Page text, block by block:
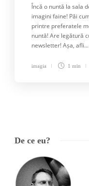
Încă o nuntă la sala
imagini faine! Păi
printre preferatele
nuntă! Are legătură
newsletter! Așa, afli...
imagia 1 min
De ce eu?